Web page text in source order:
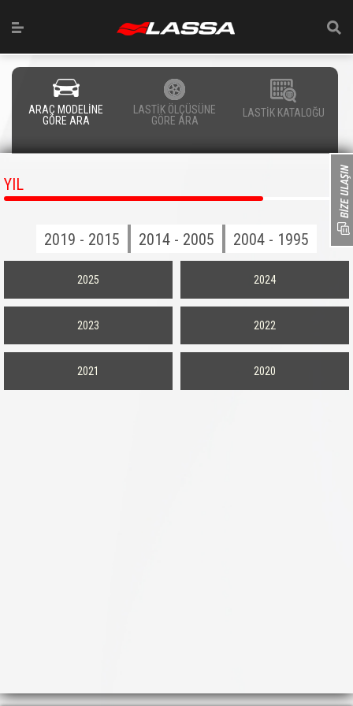
ARAÇ MODELİNE
GÖRE ARA
LASTİK ÖLÇÜSÜNE
GÖRE ARA
LASTİK KATALOĞU
YIL
2019 - 2015 2014 - 2005 2004 - 1995
2025 2024
2023 2022
2021 2020